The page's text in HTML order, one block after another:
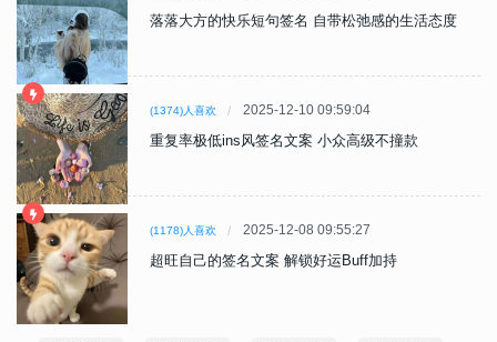
落落大方的快乐短句签名 自带松弛感的生活态度
(1374)人喜欢 2025-12-10 09:59:04
重复率极低ins风签名文案 小众高级不撞款
(1178)人喜欢 2025-12-08 09:55:27
超旺自己的签名文案 解锁好运Buff加持